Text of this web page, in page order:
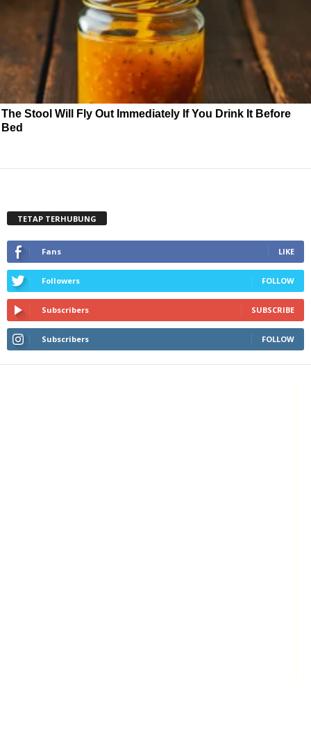
The Stool Will Fly Out Immediately If You Drink It Before
Bed
TETAP TERHUBUNG
Fans LIKE
Followers FOLLOW
Subscribers SUBSCRIBE
Subscribers FOLLOW